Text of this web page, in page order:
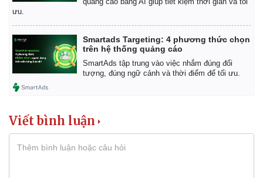
ưu.
Smartads Targeting: 4 phương thức chọn
trên hệ thống quảng cáo
SmartAds tập trung vào việc nhắm đúng đối
tượng, đúng ngữ cảnh và thời điểm để tối ưu.
Viết bình luận